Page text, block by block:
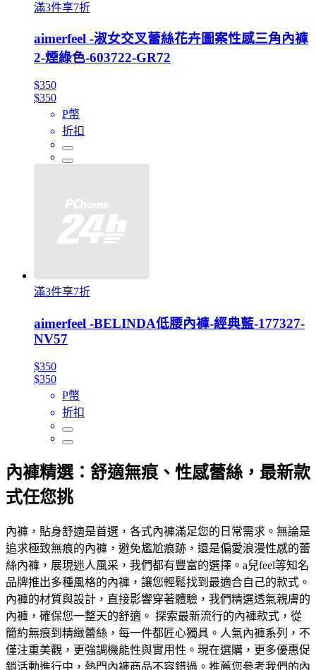
滿3件享7折
aimerfeel -淑女交叉蕾絲花卉圖案性感三角內褲
2-煙綠色-603722-GR72
$350
$350
P幣
折扣
滿3件享7折
aimerfeel -BELINDA低腰內褲-經典藍-177327-
NV57
$350
$350
P幣
折扣
內褲精選：舒適無痕、性感蕾絲，最新款
式任您挑
內褲，貼身舒適是首選，各式內褲滿足您的日常需求。無論是
追求極致無痕的內褲，避免尷尬痕跡，還是偏愛浪漫性感的蕾
絲內褲，展現迷人風采，我們都有豐富的選擇。a兒feel等知名
品牌推出多種風格的內褲，讓您輕鬆找到最適合自己的款式。
內褲的材質與設計，直接影響穿著體驗，我們精選透氣親膚的
內褲，確保您一整天的舒適。 探索最新流行的內褲款式，從
簡約無痕到精緻蕾絲，每一件都匠心獨具。人氣內褲系列，不
僅注重美觀，更強調機能性與實用性。現在選購，更多優惠促
銷活動進行中，熱門內褲商品不容錯過。推薦您參考我們的內